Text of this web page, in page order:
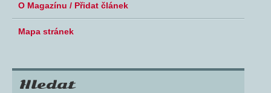
O Magazínu / Přidat článek
Mapa stránek
Hledat